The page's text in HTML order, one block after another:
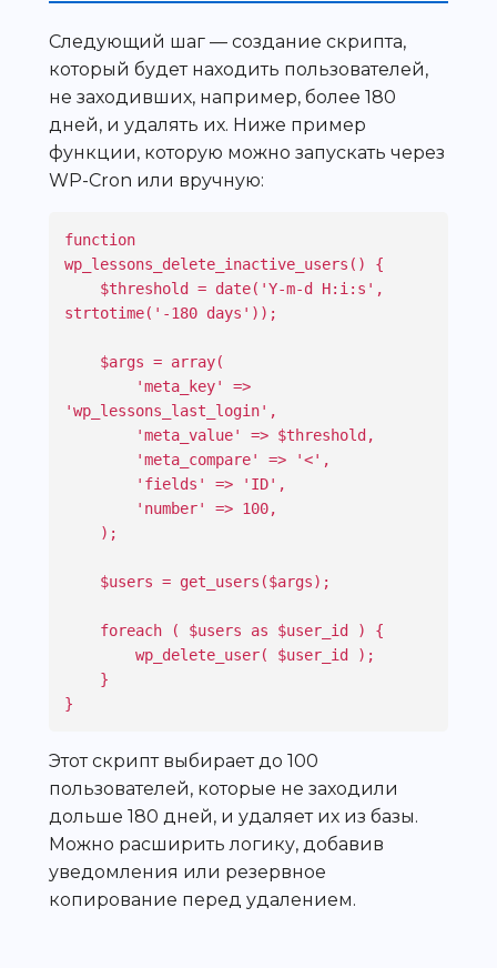
Следующий шаг — создание скрипта,
который будет находить пользователей,
не заходивших, например, более 180
дней, и удалять их. Ниже пример
функции, которую можно запускать через
WP-Cron или вручную:
function
wp_lessons_delete_inactive_users() {
strtotime('-180 days'));
'wp_lessons_last_login',
}
Этот скрипт выбирает до 100
пользователей, которые не заходили
дольше 180 дней, и удаляет их из базы.
Можно расширить логику, добавив
уведомления или резервное
копирование перед удалением.